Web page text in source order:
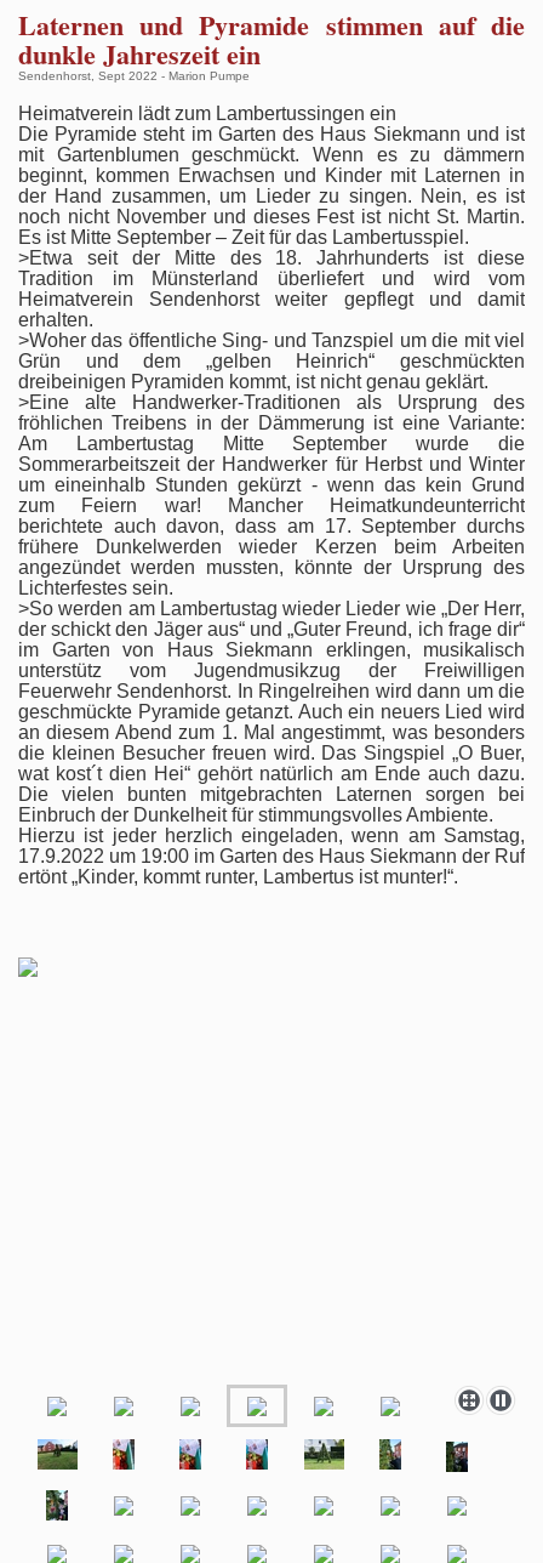
Laternen und Pyramide stimmen auf die
dunkle Jahreszeit ein
Sendenhorst, Sept 2022 - Marion Pumpe
Heimatverein lädt zum Lambertussingen ein
Die Pyramide steht im Garten des Haus Siekmann und ist
mit Gartenblumen geschmückt. Wenn es zu dämmern
beginnt, kommen Erwachsen und Kinder mit Laternen in
der Hand zusammen, um Lieder zu singen. Nein, es ist
noch nicht November und dieses Fest ist nicht St. Martin.
Es ist Mitte September – Zeit für das Lambertusspiel.
>Etwa seit der Mitte des 18. Jahrhunderts ist diese
Tradition im Münsterland überliefert und wird vom
Heimatverein Sendenhorst weiter gepflegt und damit
erhalten.
>Woher das öffentliche Sing- und Tanzspiel um die mit viel
Grün und dem „gelben Heinrich“ geschmückten
dreibeinigen Pyramiden kommt, ist nicht genau geklärt.
>Eine alte Handwerker-Traditionen als Ursprung des
fröhlichen Treibens in der Dämmerung ist eine Variante:
Am Lambertustag Mitte September wurde die
Sommerarbeitszeit der Handwerker für Herbst und Winter
um eineinhalb Stunden gekürzt - wenn das kein Grund
zum Feiern war! Mancher Heimatkundeunterricht
berichtete auch davon, dass am 17. September durchs
frühere Dunkelwerden wieder Kerzen beim Arbeiten
angezündet werden mussten, könnte der Ursprung des
Lichterfestes sein.
>So werden am Lambertustag wieder Lieder wie „Der Herr,
der schickt den Jäger aus“ und „Guter Freund, ich frage dir“
im Garten von Haus Siekmann erklingen, musikalisch
unterstütz vom Jugendmusikzug der Freiwilligen
Feuerwehr Sendenhorst. In Ringelreihen wird dann um die
geschmückte Pyramide getanzt. Auch ein neuers Lied wird
an diesem Abend zum 1. Mal angestimmt, was besonders
die kleinen Besucher freuen wird. Das Singspiel „O Buer,
wat kost´t dien Hei“ gehört natürlich am Ende auch dazu.
Die vielen bunten mitgebrachten Laternen sorgen bei
Einbruch der Dunkelheit für stimmungsvolles Ambiente.
Hierzu ist jeder herzlich eingeladen, wenn am Samstag,
17.9.2022 um 19:00 im Garten des Haus Siekmann der Ruf
ertönt „Kinder, kommt runter, Lambertus ist munter!“.